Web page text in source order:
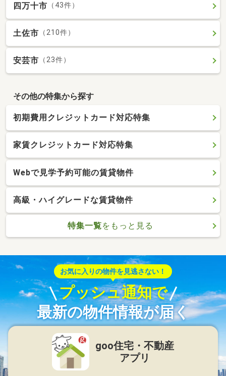
四万十市 （43件）
土佐市 （210件）
安芸市 （23件）
その他の特集から探す
初期費用クレジットカード対応特集
家賃クレジットカード対応特集
Webで見学予約可能の賃貸物件
高級・ハイグレードな賃貸物件
特集一覧をもっと見る
お気に入りの物件を見逃さない！
プッシュ通知で
最新の物件情報が届く
goo住宅・不動産
アプリ